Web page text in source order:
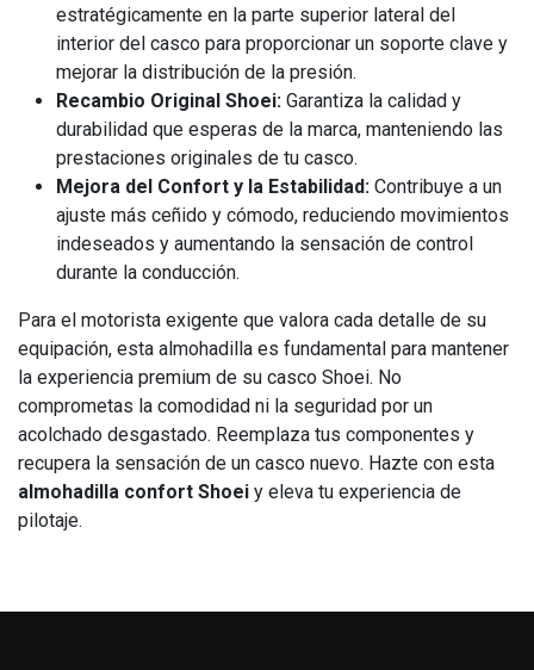
estratégicamente en la parte superior lateral del
interior del casco para proporcionar un soporte clave y
mejorar la distribución de la presión.
Recambio Original Shoei: Garantiza la calidad y
durabilidad que esperas de la marca, manteniendo las
prestaciones originales de tu casco.
Mejora del Confort y la Estabilidad: Contribuye a un
ajuste más ceñido y cómodo, reduciendo movimientos
indeseados y aumentando la sensación de control
durante la conducción.
Para el motorista exigente que valora cada detalle de su
equipación, esta almohadilla es fundamental para mantener
la experiencia premium de su casco Shoei. No
comprometas la comodidad ni la seguridad por un
acolchado desgastado. Reemplaza tus componentes y
recupera la sensación de un casco nuevo. Hazte con esta
almohadilla confort Shoei y eleva tu experiencia de
pilotaje.